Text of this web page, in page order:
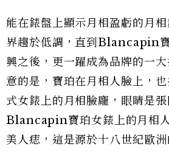
能在錶盤上顯示月相盈虧的月
界趨於低調，直到Blancapin
興之後，更一躍成為品牌的一
意的是，寶珀在月相人臉上，
式女錶上的月相臉龐，眼睛是
Blancapin寶珀女錶上的月相
美人痣，這是源於十八世紀歐